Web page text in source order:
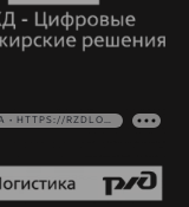
РЕКЛАМА • HTTPS://RZDLOG.RU/